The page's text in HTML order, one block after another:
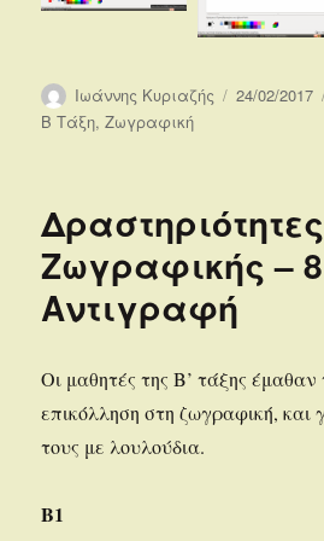
Συντάκτης
Ιωάννης Κυριαζής 24/02/2017
Β Τάξη,Ζωγραφική
Δραστηριότητες
Ζωγραφικής –
Αντιγραφή
Οι μαθητές της Β’ τάξης
επικόλληση στη ζωγραφική, και
τους με λουλούδια.
Β1